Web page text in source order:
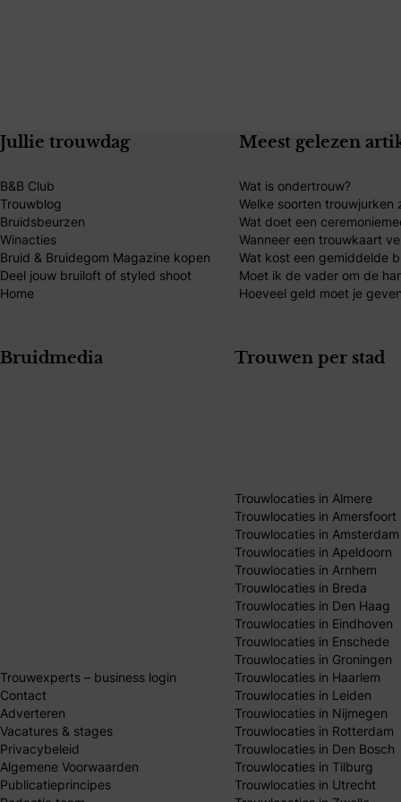
Jullie trouwdag
B&B Club
Trouwblog
Bruidsbeurzen
Winacties
Bruid & Bruidegom Magazine kopen
Deel jouw bruiloft of styled shoot
Home
Meest gelezen
Wat is ondertrouw?
Welke soorten trouwjurken
Wat doet een
Wanneer een trouwkaart
Wat kost een gemiddelde
Moet ik de vader om de
Hoeveel geld moet je
Bruidmedia
Trouwexperts – business login
Contact
Adverteren
Vacatures & stages
Privacybeleid
Algemene Voorwaarden
Publicatieprincipes
Trouwen per stad
Trouwlocaties in Almere
Trouwlocaties in Amersfoort
Trouwlocaties in Amsterdam
Trouwlocaties in Apeldoorn
Trouwlocaties in Arnhem
Trouwlocaties in Breda
Trouwlocaties in Den Haag
Trouwlocaties in Eindhoven
Trouwlocaties in Enschede
Trouwlocaties in Groningen
Trouwlocaties in Haarlem
Trouwlocaties in Leiden
Trouwlocaties in Nijmegen
Trouwlocaties in Rotterdam
Trouwlocaties in Den Bosch
Trouwlocaties in Tilburg
Trouwlocaties in Utrecht